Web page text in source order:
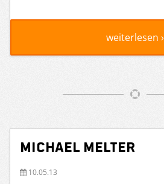
weiterlesen ›
Michael Melter
10.05.13